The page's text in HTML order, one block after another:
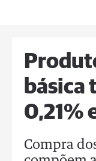
básica
0,21%
Compra